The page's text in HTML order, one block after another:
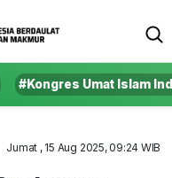
#Kongres Umat Islam
Jumat , 15 Aug 2025, 09:24 WIB